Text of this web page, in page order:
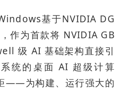
基于NVIDIA DG
作为首款将 NVIDIA GB
级 AI 基础架构直接引
统的桌面 AI 超级计算
——为构建、运行强大的